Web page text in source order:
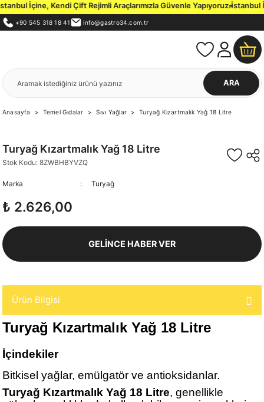
İçine, Kendi Çift Rejimli Araçlarımızla Güvenle Yapıyoruz.İstanbul İçi
+90 545 318 18 41 info@gastro34.com.tr
ARA
Anasayfa Temel Gıdalar Sıvı Yağlar Turyağ Kızartmalık Yağ 18 Litre
Turyağ Kızartmalık Yağ 18 Litre
Stok Kodu: 8ZWBHBYVZQ
Marka Turyağ
₺ 2.626,00
GELİNCE HABER VER
Ürün Bilgisi
Turyağ Kızartmalık Yağ 18 Litre
İçindekiler
Bitkisel yağlar, emülgatör ve antioksidanlar.
Turyağ Kızartmalık Yağ 18 Litre, genellikle